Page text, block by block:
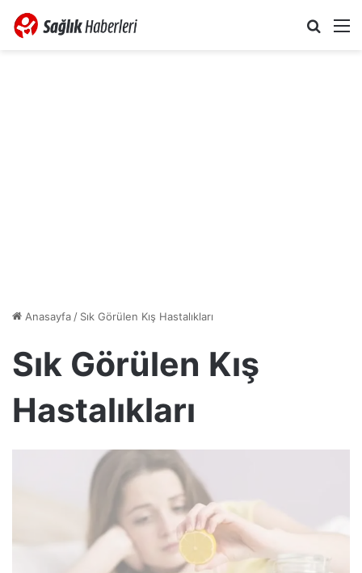
Anasayfa/ Sık Görülen Kış Hastalıkları
Sık Görülen Kış
Hastalıkları